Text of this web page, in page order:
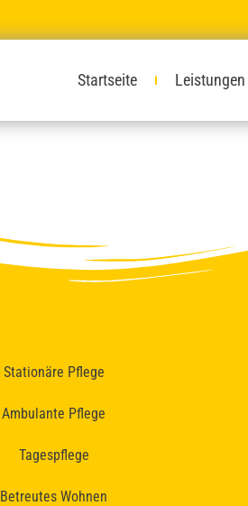
Startseite Leistungen
Stationäre Pflege
Ambulante Pflege
Tagespflege
Betreutes Wohnen